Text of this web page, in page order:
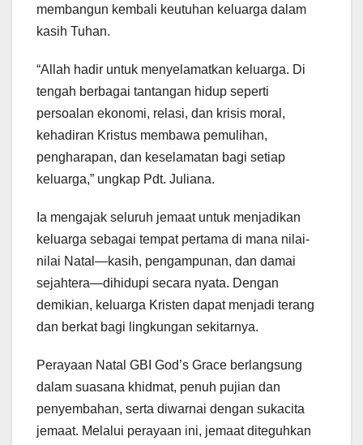
membangun kembali keutuhan keluarga dalam
kasih Tuhan.
“Allah hadir untuk menyelamatkan keluarga. Di
tengah berbagai tantangan hidup seperti
persoalan ekonomi, relasi, dan krisis moral,
kehadiran Kristus membawa pemulihan,
pengharapan, dan keselamatan bagi setiap
keluarga,” ungkap Pdt. Juliana.
Ia mengajak seluruh jemaat untuk menjadikan
keluarga sebagai tempat pertama di mana nilai-
nilai Natal—kasih, pengampunan, dan damai
sejahtera—dihidupi secara nyata. Dengan
demikian, keluarga Kristen dapat menjadi terang
dan berkat bagi lingkungan sekitarnya.
Perayaan Natal GBI God’s Grace berlangsung
dalam suasana khidmat, penuh pujian dan
penyembahan, serta diwarnai dengan sukacita
jemaat. Melalui perayaan ini, jemaat diteguhkan